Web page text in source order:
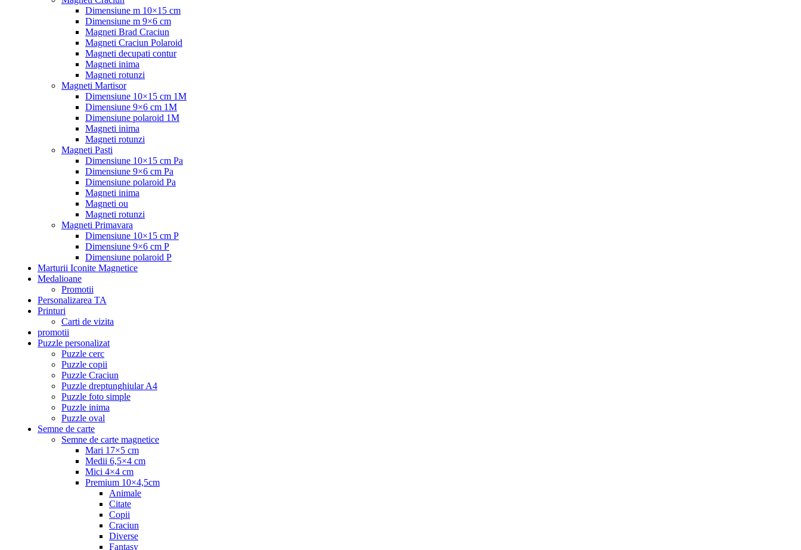
Dimensiune m 10×15 cm
Dimensiune m 9×6 cm
Magneti Brad Craciun
Magneti Craciun Polaroid
Magneti decupati contur
Magneti inima
Magneti rotunzi
Magneti Martisor
Dimensiune 10×15 cm 1M
Dimensiune 9×6 cm 1M
Dimensiune polaroid 1M
Magneti inima
Magneti rotunzi
Magneti Pasti
Dimensiune 10×15 cm Pa
Dimensiune 9×6 cm Pa
Dimensiune polaroid Pa
Magneti inima
Magneti ou
Magneti rotunzi
Magneti Primavara
Dimensiune 10×15 cm P
Dimensiune 9×6 cm P
Dimensiune polaroid P
Marturii Iconite Magnetice
Medalioane
Promotii
Personalizarea TA
Printuri
Carti de vizita
promotii
Puzzle personalizat
Puzzle cerc
Puzzle copii
Puzzle Craciun
Puzzle dreptunghiular A4
Puzzle foto simple
Puzzle inima
Puzzle oval
Semne de carte
Semne de carte magnetice
Mari 17×5 cm
Medii 6,5×4 cm
Mici 4×4 cm
Premium 10×4,5cm
Animale
Citate
Copii
Craciun
Diverse
Fantasy